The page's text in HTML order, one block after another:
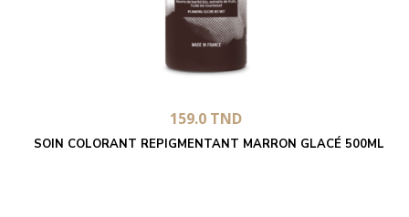
SOIN COLORANT REPIGMENTANT MARRON GLACÉ 500ML
159.0 TND